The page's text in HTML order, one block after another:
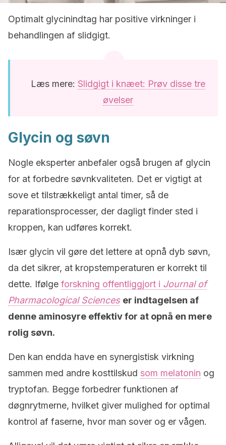
Optimalt glycinindtag har positive virkninger i
behandlingen af slidgigt.
Læs mere: Slidgigt i knæet: Prøv disse tre
øvelser
Glycin og søvn
Nogle eksperter anbefaler også brugen af glycin
for at forbedre søvnkvaliteten. Det er vigtigt at
sove et tilstrækkeligt antal timer, så de
reparationsprocesser, der dagligt finder sted i
kroppen, kan udføres korrekt.
Især glycin vil gøre det lettere at opnå dyb søvn,
da det sikrer, at kropstemperaturen er korrekt til
dette. Ifølge forskning offentliggjort i Journal of
Pharmacological Sciences er indtagelsen af
denne aminosyre effektiv for at opnå en mere
rolig søvn.
Den kan endda have en synergistisk virkning
sammen med andre kosttilskud som melatonin og
tryptofan. Begge forbedrer funktionen af
døgnrytmerne, hvilket giver mulighed for optimal
kontrol af faserne, hvor man sover og er vågen.